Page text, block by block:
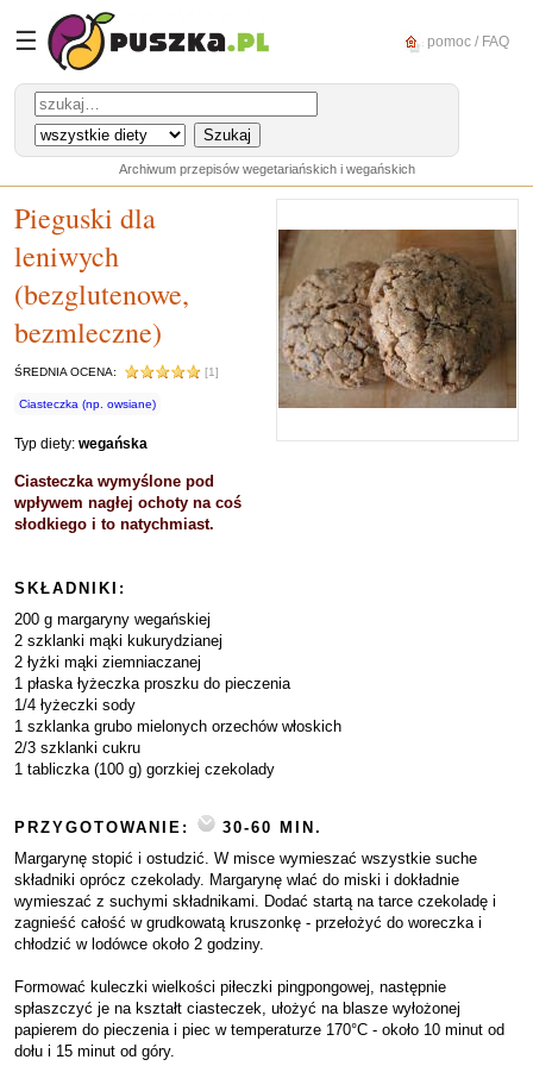
☰ pomoc / FAQ
Archiwum przepisów wegetariańskich i wegańskich
Pieguski dla
leniwych
(bezglutenowe,
bezmleczne)
ŚREDNIA OCENA: [1]
Ciasteczka (np. owsiane)
Typ diety: wegańska
Ciasteczka wymyślone pod
wpływem nagłej ochoty na coś
słodkiego i to natychmiast.
SKŁADNIKI:
200 g margaryny wegańskiej
2 szklanki mąki kukurydzianej
2 łyżki mąki ziemniaczanej
1 płaska łyżeczka proszku do pieczenia
1/4 łyżeczki sody
1 szklanka grubo mielonych orzechów włoskich
2/3 szklanki cukru
1 tabliczka (100 g) gorzkiej czekolady
PRZYGOTOWANIE:
30-60 MIN.
Margarynę stopić i ostudzić. W misce wymieszać wszystkie suche
składniki oprócz czekolady. Margarynę wlać do miski i dokładnie
wymieszać z suchymi składnikami. Dodać startą na tarce czekoladę i
zagnieść całość w grudkowatą kruszonkę - przełożyć do woreczka i
chłodzić w lodówce około 2 godziny.
Formować kuleczki wielkości piłeczki pingpongowej, następnie
spłaszczyć je na kształt ciasteczek, ułożyć na blasze wyłożonej
papierem do pieczenia i piec w temperaturze 170°C - około 10 minut od
dołu i 15 minut od góry.